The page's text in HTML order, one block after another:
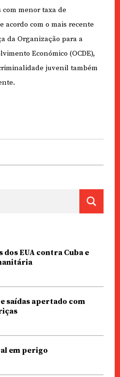
com menor taxa de
acordo com o mais recente
da Organização para a
Económico (OCDE),
juvenil também
dos EUA contra Cuba e
saídas apertado com
em perigo